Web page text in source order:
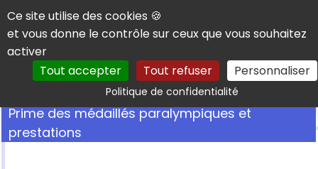
Panneau de gestion des cookies
Ce site utilise des cookies 🍪
et vous donne le contrôle sur ceux que vous souhaitez
activer
Tout accepter
Tout refuser Personnaliser
Politique de confidentialitéRechercher
Prime des médaillés paralympiques et
prestations